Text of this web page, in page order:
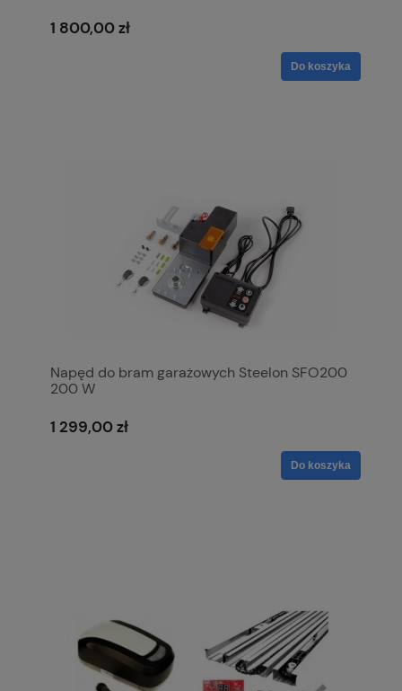
1 800,00 zł
Do koszyka
Napęd do bram garażowych Steelon SFO200
200 W
1 299,00 zł
Do koszyka